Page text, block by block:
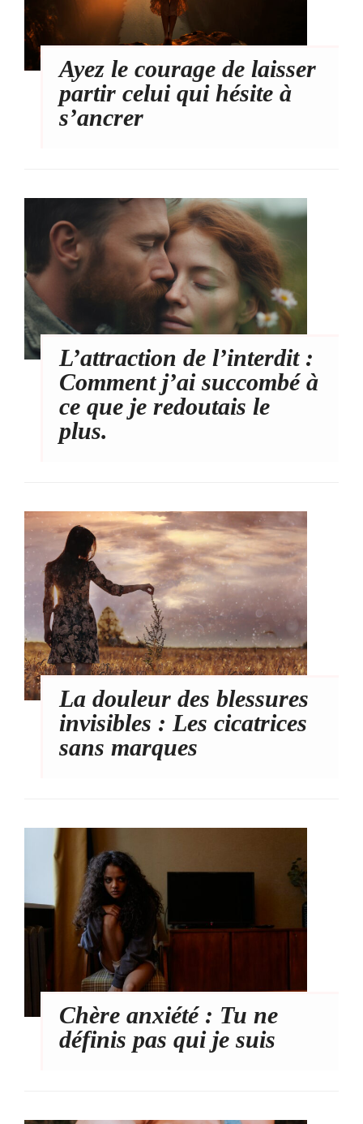
Ayez le courage de laisser
partir celui qui hésite à
s’ancrer
L’attraction de l’interdit :
Comment j’ai succombé à
ce que je redoutais le
plus.
La douleur des blessures
invisibles : Les cicatrices
sans marques
Chère anxiété : Tu ne
définis pas qui je suis